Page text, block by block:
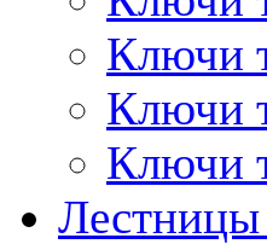
Ключи
Ключи
Ключи
Лестницы